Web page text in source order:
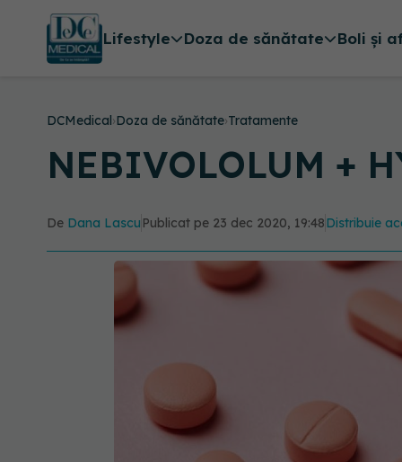
Lifestyle Doza de sănătate Boli și
DCMedical›Doza de sănătate›Tratamente
NEBIVOLOLUM +
De Dana Lascu Publicat pe 23 dec 2020, 19:48Distribuie